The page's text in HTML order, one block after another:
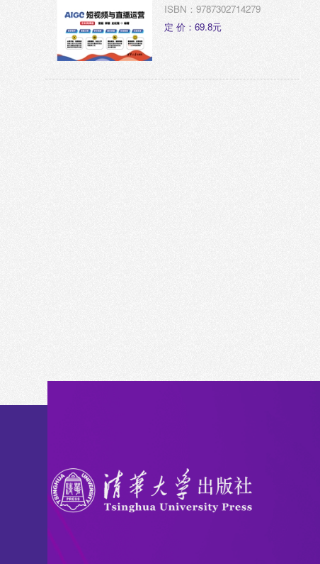
ISBN：9787302714279
定 价：69.8元